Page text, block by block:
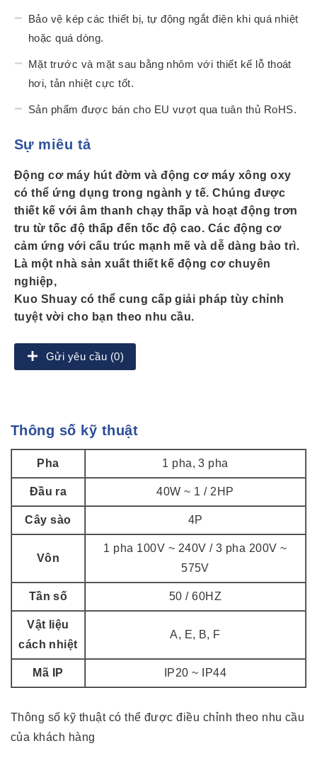
Bảo vệ kép các thiết bị, tự động ngắt điện khi quá nhiệt
hoặc quá dòng.
Mặt trước và mặt sau bằng nhôm với thiết kế lỗ thoát
hơi, tản nhiệt cực tốt.
Sản phẩm được bán cho EU vượt qua tuân thủ RoHS.
Sự miêu tả
Động cơ máy hút đờm và động cơ máy xông oxy
có thể ứng dụng trong ngành y tế. Chúng được
thiết kế với âm thanh chạy thấp và hoạt động trơn
tru từ tốc độ thấp đến tốc độ cao. Các động cơ
cảm ứng với cấu trúc mạnh mẽ và dễ dàng bảo trì.
Là một nhà sản xuất thiết kế động cơ chuyên
nghiệp,
Kuo Shuay có thể cung cấp giải pháp tùy chỉnh
tuyệt vời cho bạn theo nhu cầu.
Gửi yêu cầu (0)
Thông số kỹ thuật
Pha 1 pha, 3 pha
Đầu ra 40W ~ 1 / 2HP
Cây sào 4P
Vôn
1 pha 100V ~ 240V / 3 pha 200V ~
575V
Tần số 50 / 60HZ
Vật liệu
cách nhiệt
A, E, B, F
Mã IP IP20 ~ IP44
Thông số kỹ thuật có thể được điều chỉnh theo nhu cầu
của khách hàng